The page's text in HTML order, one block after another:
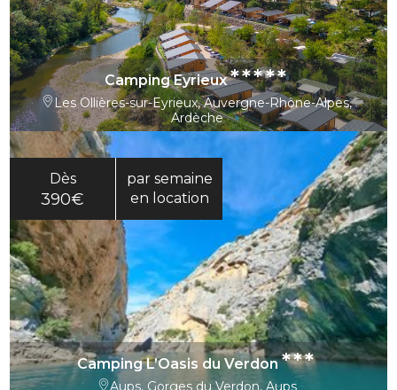
Camping Eyrieux*****
Les Ollières-sur-Eyrieux, Auvergne-Rhône-Alpes,
Ardèche
Dès
390€
par semaine
en location
Camping L’Oasis du Verdon***
Aups, Gorges du Verdon, Aups